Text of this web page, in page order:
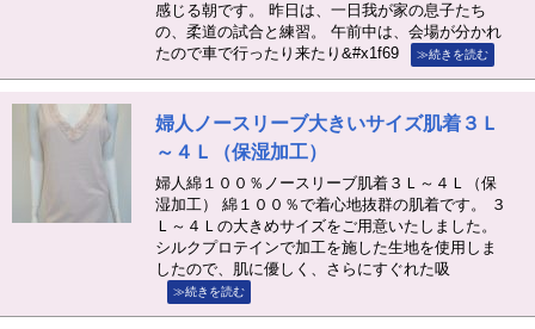
感じる朝です。 昨日は、一日我が家の息子たち
の、柔道の試合と練習。 午前中は、会場が分かれ
たので車で行ったり来たり&#x1f69
≫続きを読む
婦人ノースリーブ大きいサイズ肌着３Ｌ
～４Ｌ（保湿加工）
婦人綿１００％ノースリーブ肌着３Ｌ～４Ｌ（保
湿加工） 綿１００％で着心地抜群の肌着です。 ３
Ｌ～４Ｌの大きめサイズをご用意いたしました。
シルクプロテインで加工を施した生地を使用しま
したので、肌に優しく、さらにすぐれた吸
≫続きを読む